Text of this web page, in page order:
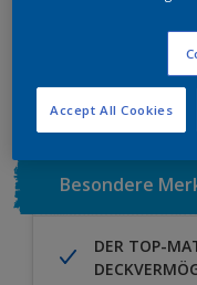
Zu Projekt
Besondere
DER TOP-
Accept All Cookies